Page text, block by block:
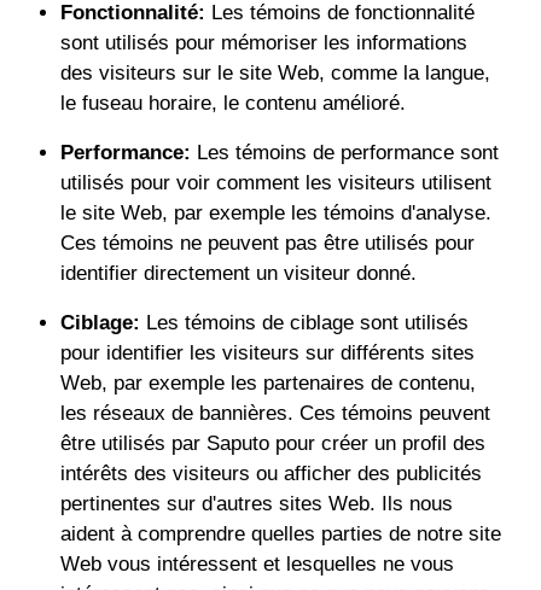
Fonctionnalité: Les témoins de fonctionnalité
sont utilisés pour mémoriser les informations
des visiteurs sur le site Web, comme la langue,
le fuseau horaire, le contenu amélioré.
Performance: Les témoins de performance sont
utilisés pour voir comment les visiteurs utilisent
le site Web, par exemple les témoins d'analyse.
Ces témoins ne peuvent pas être utilisés pour
identifier directement un visiteur donné.
Ciblage: Les témoins de ciblage sont utilisés
pour identifier les visiteurs sur différents sites
Web, par exemple les partenaires de contenu,
les réseaux de bannières. Ces témoins peuvent
être utilisés par Saputo pour créer un profil des
intérêts des visiteurs ou afficher des publicités
pertinentes sur d'autres sites Web. Ils nous
aident à comprendre quelles parties de notre site
Web vous intéressent et lesquelles ne vous